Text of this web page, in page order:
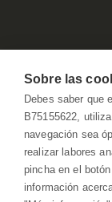
Sobre las
Debes saber que
B75155622,
navegación sea
realizar labores
pincha en el
información